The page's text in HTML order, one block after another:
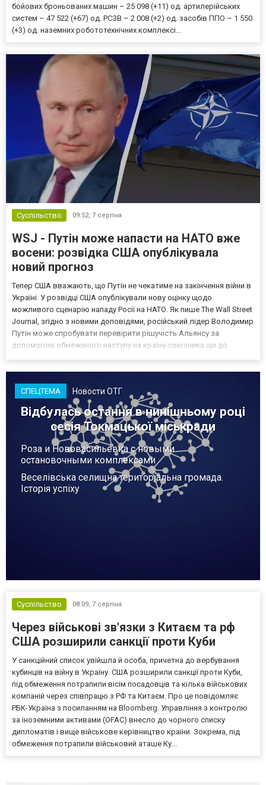
бойових броньованих машин – 25 098 (+11) од. артилерійських
систем – 47 522 (+67) од. РСЗВ – 2 008 (+2) од. засобів ППО – 1 550
(+3) од. наземних робототехнічних комплексі...
Суспільство 09:52, 7 серпня
WSJ - Путін може напасти на НАТО вже
восени: розвідка США опублікувала
новий прогноз
Тепер США вважають, що Путін не чекатиме на закінчення війни в
Україні. У розвідці США опублікували нову оцінку щодо
можливого сценарію нападу Росії на НАТО. Як пише The Wall Street
Journal, згідно з новими доповідями, російський лідер Володимир
Путін може спробувати перевірити рішучість Альянсу за
допомогою обмеженого наступу на країну-союзника ще до
СПЕЦТЕМА Новости ОТГ
Відбулась остання в нинішньому році
сесія Токмацької міськради
Роза и Нововасильевка с новыми
остановочными комплексами
Веселівська селищна територіальна громада.
Історія успіху
Суспільство 08:09, 7 серпня
Через військові зв'язки з Китаєм та рф
США розширили санкції проти Куби
У санкційний список увійшла й особа, причетна до вербування
кубинців на війну в Україну. США розширили санкції проти Куби,
під обмеження потрапили вісім посадовців та кілька військових
компаній через співпрацю з РФ та Китаєм. Про це повідомляє
РБК-Україна з посиланням на Bloomberg. Управління з контролю
за іноземними активами (OFAC) внесло до чорного списку
дипломатів і вище військове керівництво країни. Зокрема, під
обмеження потрапили військовий аташе Ку...